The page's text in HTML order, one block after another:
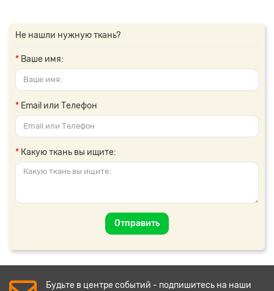
Не нашли нужную ткань?
Ваше имя:
Email или Телефон
Какую ткань вы ищите:
Отправить
Будьте в центре событий - подпишитесь на наши